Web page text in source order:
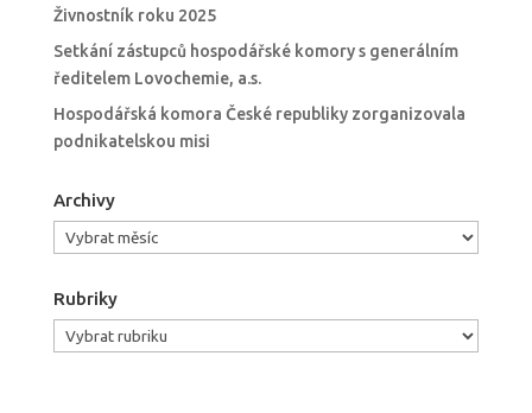
Živnostník roku 2025
Setkání zástupců hospodářské komory s generálním
ředitelem Lovochemie, a.s.
Hospodářská komora České republiky zorganizovala
podnikatelskou misi
Archivy
Archivy
Rubriky
Rubriky